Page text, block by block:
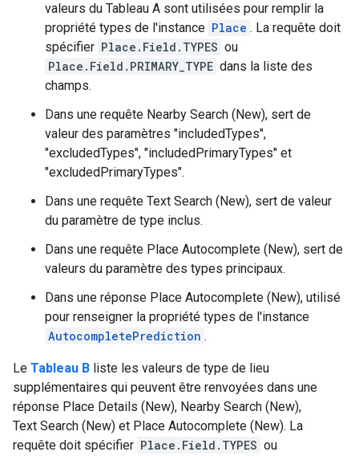
valeurs du Tableau A sont utilisées pour remplir la
propriété types de l'instance Place . La requête doit
spécifier Place.Field.TYPES ou
Place.Field.PRIMARY_TYPE dans la liste des
champs.
Dans une requête Nearby Search (New), sert de
valeur des paramètres "includedTypes",
"excludedTypes", "includedPrimaryTypes" et
"excludedPrimaryTypes".
Dans une requête Text Search (New), sert de valeur
du paramètre de type inclus.
Dans une requête Place Autocomplete (New), sert de
valeurs du paramètre des types principaux.
Dans une réponse Place Autocomplete (New), utilisé
pour renseigner la propriété types de l'instance
AutocompletePrediction .
Le Tableau B liste les valeurs de type de lieu
supplémentaires qui peuvent être renvoyées dans une
réponse Place Details (New), Nearby Search (New),
Text Search (New) et Place Autocomplete (New). La
requête doit spécifier Place.Field.TYPES ou